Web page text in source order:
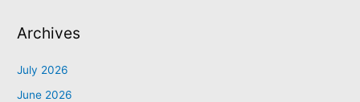
Archives
July 2026
June 2026